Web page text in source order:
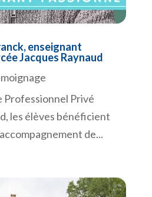
enseignant
Jacques Raynaud
Professionnel Privé
les élèves bénéficient
de...